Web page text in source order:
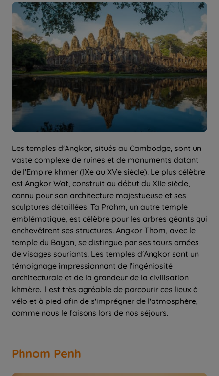
Les temples d'Angkor, situés au Cambodge, sont un
vaste complexe de ruines et de monuments datant
de l'Empire khmer (IXe au XVe siècle). Le plus célèbre
est Angkor Wat, construit au début du XIIe siècle,
connu pour son architecture majestueuse et ses
sculptures détaillées. Ta Prohm, un autre temple
emblématique, est célèbre pour les arbres géants qui
enchevêtrent ses structures. Angkor Thom, avec le
temple du Bayon, se distingue par ses tours ornées
de visages souriants. Les temples d'Angkor sont un
témoignage impressionnant de l'ingéniosité
architecturale et de la grandeur de la civilisation
khmère. Il est très agréable de parcourir ces lieux à
vélo et à pied afin de s'imprégner de l'atmosphère,
comme nous le faisons lors de nos séjours.
Phnom Penh